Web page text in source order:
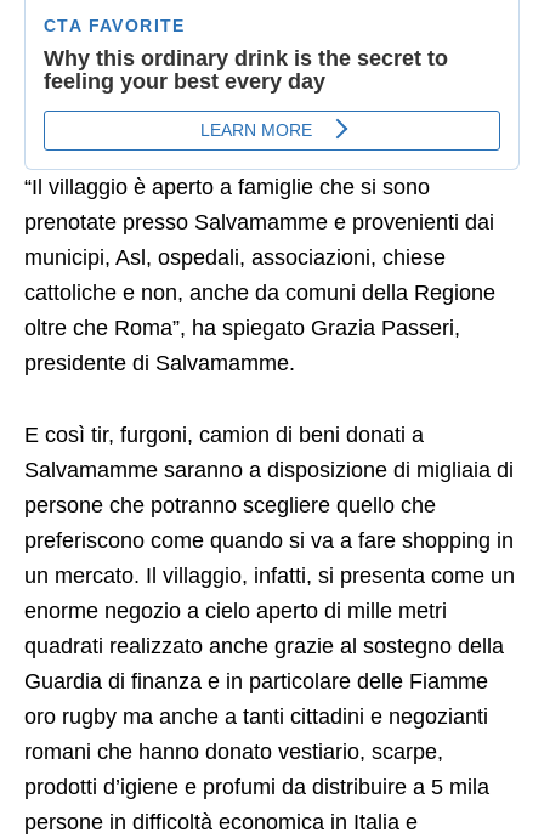
“Il villaggio è aperto a famiglie che si sono
prenotate presso Salvamamme e provenienti dai
municipi, Asl, ospedali, associazioni, chiese
cattoliche e non, anche da comuni della Regione
oltre che Roma”, ha spiegato Grazia Passeri,
presidente di Salvamamme.
E così tir, furgoni, camion di beni donati a
Salvamamme saranno a disposizione di migliaia di
persone che potranno scegliere quello che
preferiscono come quando si va a fare shopping in
un mercato. Il villaggio, infatti, si presenta come un
enorme negozio a cielo aperto di mille metri
quadrati realizzato anche grazie al sostegno della
Guardia di finanza e in particolare delle Fiamme
oro rugby ma anche a tanti cittadini e negozianti
romani che hanno donato vestiario, scarpe,
prodotti d’igiene e profumi da distribuire a 5 mila
persone in difficoltà economica in Italia e